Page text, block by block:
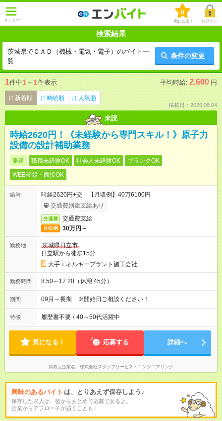
メニュー
0
気になる！ ログイン
検索結果
茨城県でＣＡＤ（機械・電気・電子）のバイト一
覧
条件の変更
1件中1 ～ 1件表示 平均時給: 2,600 円
新着順 時給順 人気順
掲載日：2026.08.04
未読
時給2620円！《未経験から専門スキル！》原子力
設備の設計補助業務
派遣 職種未経験OK 社会人未経験OK
ブランクOK
WEB登録・面接OK
給与
時給2620円+交 【月収例】40万6100円
交通費別途支給あり
交通費 交通費支給
月収例 30万円～
勤務地
茨城県日立市
日立駅から徒歩15分
大手エネルギープラント施工会社
勤務時間 8:50～17:20（休憩:45分）
期間 09月～長期 ※開始日ご相談ください！
特徴 履歴書不要 / 40～50代活躍中
気になる！ 応募する 詳細へ
掲載元企業名 株式会社スタッフサービス・エンジニアリング
興味のあるバイト は、とりあえず保存しよう♪
保存した求人は、後からまとめて応募できるよ。
企業からアプローチが届くことも！